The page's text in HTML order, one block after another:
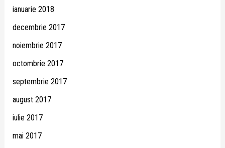
ianuarie 2018
decembrie 2017
noiembrie 2017
octombrie 2017
septembrie 2017
august 2017
iulie 2017
mai 2017